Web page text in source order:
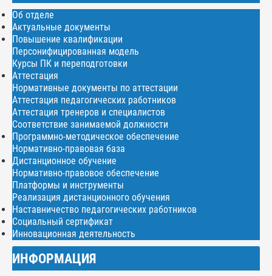
Об отделе
Актуальные документы
Повышение квалификации
Персонифицированная модель
Курсы ПК и переподготовки
Аттестация
Нормативные документы по аттестации
Аттестация педагогических работников
Аттестация тренеров и специалистов
Соответствие занимаемой должности
Программно-методическое обеспечение
Нормативно-правовая база
Дистанционное обучение
Нормативно-правовое обеспечение
Платформы и инструменты
Реализация дистанционного обучения
Наставничество педагогических работников
Социальный сертификат
Инновационная деятельность
ИНФОРМАЦИЯ